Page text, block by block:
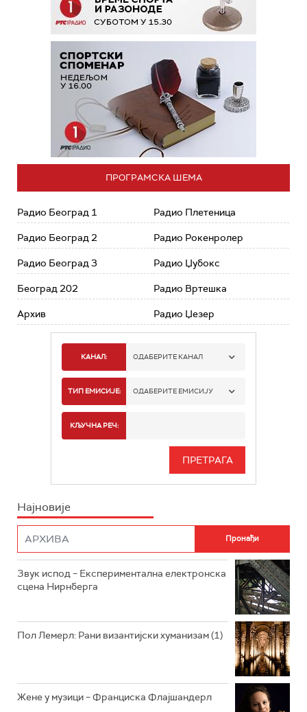
ПРОГРАМСКА ШЕМА
Радио Београд 1
Радио Београд 2
Радио Београд 3
Београд 202
Архив
Радио Плетеница
Радио Рокенролер
Радио Џубокс
Радио Вртешка
Радио Џезер
КАНАЛ: ОДАБЕРИТЕ КАНАЛ
РАДИО БЕОГРАД 1
РАДИО БЕОГРАД 3
РАДИО РОКЕНРОЛЕР
РАДИО ЏЕЗЕР
ТИП ЕМИСИЈЕ: ОДАБЕРИТЕ ЕМИСИЈУ
ИНФО
КЉУЧНА РЕЧ:
Најновије
Звук испод – Експериментална електронска
сцена Нирнберга
Пол Лемерл: Рани византијски хуманизам (1)
Жене у музици – Франциска Флајшандерл